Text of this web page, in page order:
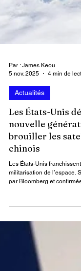
Par : James Keou
5 nov. 2025
4 min de
Les États-Unis
nouvelle
brouiller les
chinois